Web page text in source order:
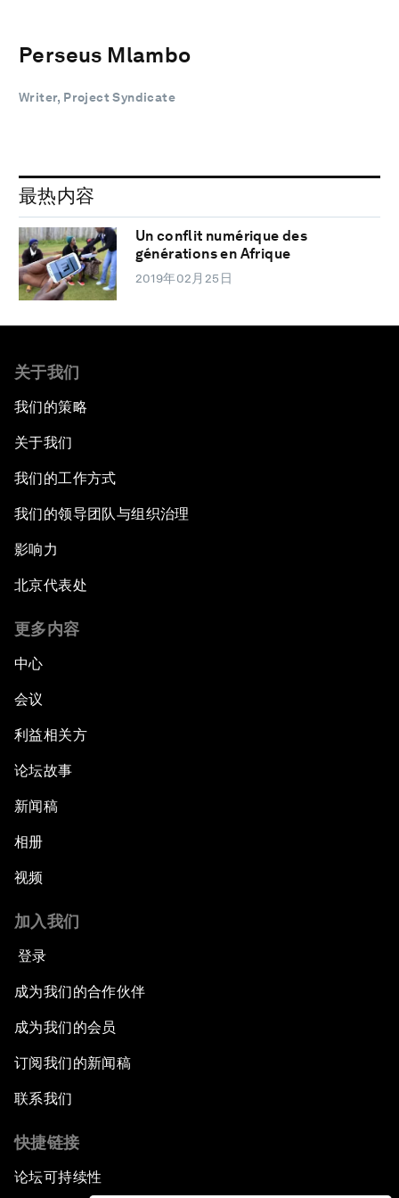
Perseus Mlambo
Writer, Project Syndicate
最热内容
Un conflit numérique des
générations en Afrique
2019年02月25日
关于我们
我们的策略
关于我们
我们的工作方式
我们的领导团队与组织治理
影响力
北京代表处
更多内容
中心
会议
利益相关方
论坛故事
新闻稿
相册
视频
加入我们
登录
成为我们的合作伙伴
成为我们的会员
订阅我们的新闻稿
联系我们
快捷链接
论坛可持续性